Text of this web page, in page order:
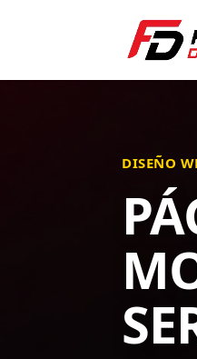
DISEÑO